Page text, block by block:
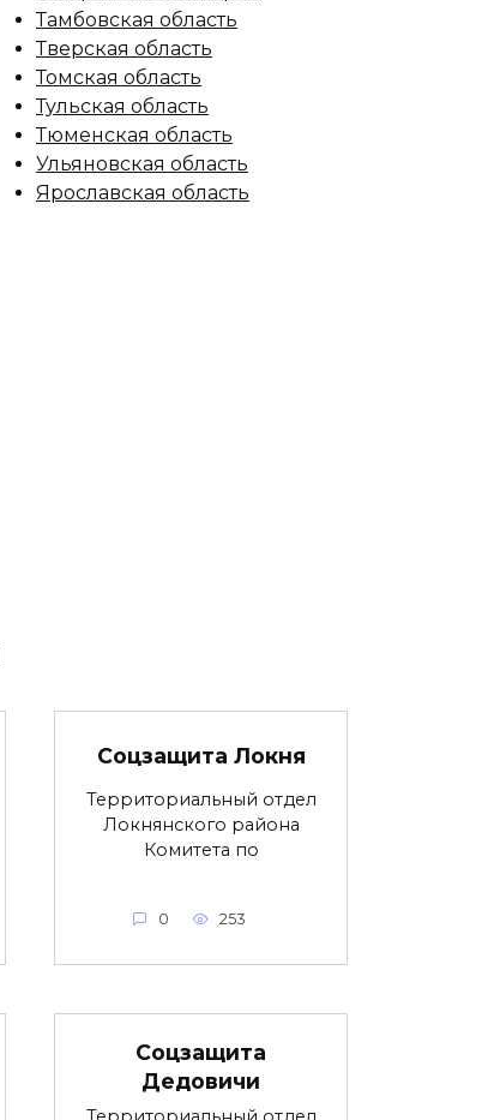
Тамбовская область
Тверская область
Томская область
Тульская область
Тюменская область
Ульяновская область
Ярославская область
Соцзащита Локня
Территориальный отдел
Локнянского района
Комитета по
0 253
Соцзащита
Дедовичи